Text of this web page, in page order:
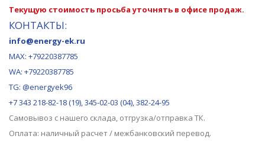
Текущую стоимость просьба уточнять в офисе продаж.
КОНТАКТЫ:
info@energy-ek.ru
MAX: +79220387785
WA: +79220387785
TG: @energyek96
+7 343 218-82-18 (19), 345-02-03 (04), 382-24-95
Самовывоз с нашего склада, отгрузка/отправка ТК.
Оплата: наличный расчет / межбанковский перевод.